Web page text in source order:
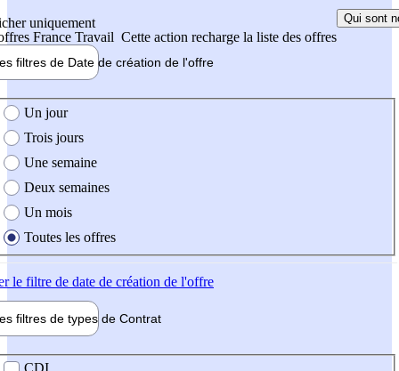
uniquement
France Travail Cette action recharge la liste des offres
Qui sont
filtres de Date de création de l'offre
création de l'offre
Un jour
Trois jours
Une semaine
Deux semaines
Un mois
Toutes les offres
le filtre de date de création de l'offre
filtres de types de Contrat
contrat